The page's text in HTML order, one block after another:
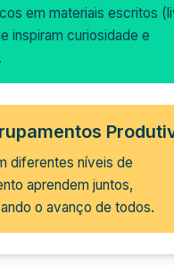
em materiais escritos
inspiram curiosidade e
diferentes níveis de
aprendem juntos,
o avanço de todos.